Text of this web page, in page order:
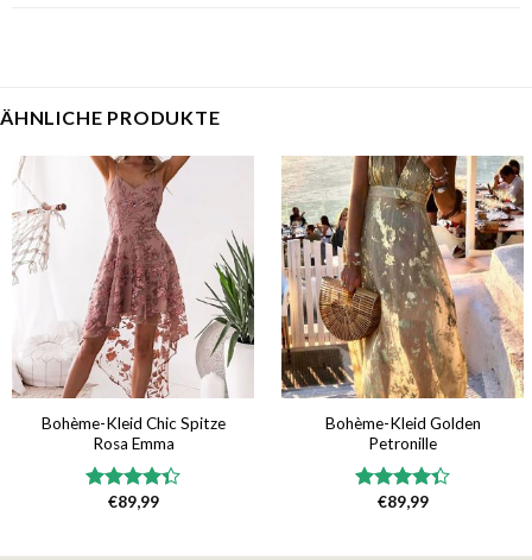
ÄHNLICHE PRODUKTE
Bohème-Kleid Chic Spitze
Rosa Emma
Bewertet
€89,99
Bohème-Kleid Golden
Petronille
Bewertet
€89,99